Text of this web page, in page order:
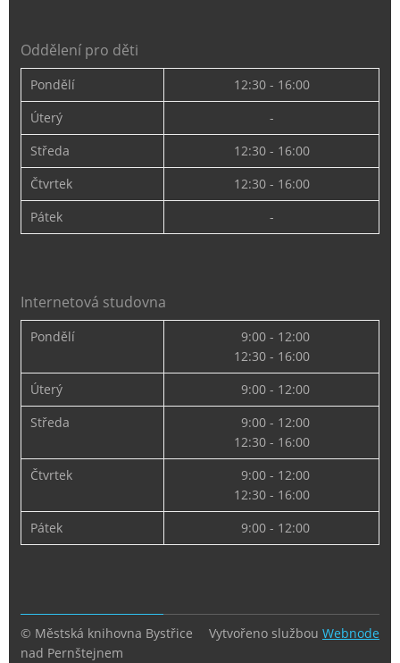
Oddělení pro děti
Pondělí
12:30 - 16:00
Úterý
-
Středa
12:30 - 16:00
Čtvrtek
12:30 - 16:00
Pátek
-
Internetová studovna
Pondělí
9:00 - 12:00
12:30 - 16:00
Úterý
9:00 - 12:00
Středa
9:00 - 12:00
12:30 - 16:00
Čtvrtek
9:00 - 12:00
12:30 - 16:00
Pátek
9:00 - 12:00
© Městská knihovna Bystřice
nad Pernštejnem
Vytvořeno službou Webnode